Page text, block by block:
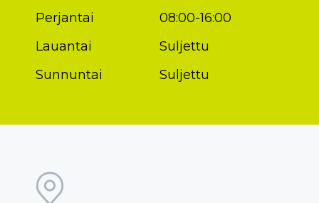
Perjantai
08:00-16:00
Lauantai
Suljettu
Sunnuntai
Suljettu